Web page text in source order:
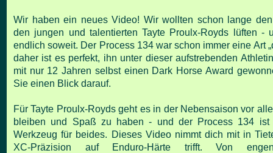
Wir haben ein neues Video! Wir wollten schon lange
den jungen und talentierten Tayte Proulx-Royds lüften -
endlich soweit. Der Process 134 war schon immer eine Art
daher ist es perfekt, ihn unter dieser aufstrebenden
mit nur 12 Jahren selbst einen Dark Horse Award
Sie einen Blick darauf.
Für Tayte Proulx-Royds geht es in der Nebensaison vor
bleiben und Spaß zu haben - und der Process 134 ist
Werkzeug für beides. Dieses Video nimmt dich mit in
XC-Präzision auf Enduro-Härte trifft. Von